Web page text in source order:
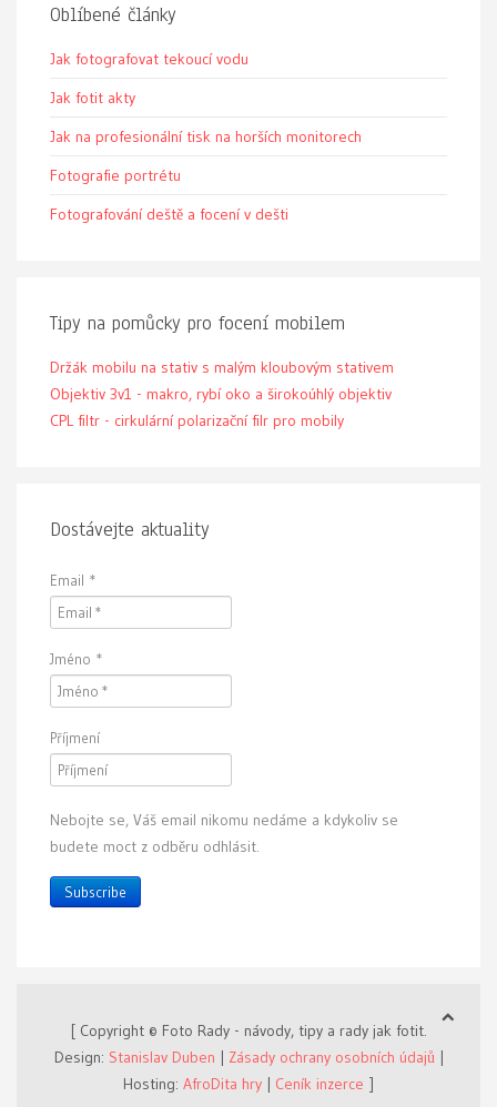
Oblíbené články
Jak fotografovat tekoucí vodu
Jak fotit akty
Jak na profesionální tisk na horších monitorech
Fotografie portrétu
Fotografování deště a focení v dešti
Tipy na pomůcky pro focení mobilem
Držák mobilu na stativ s malým kloubovým stativem
Objektiv 3v1 - makro, rybí oko a širokoúhlý objektiv
CPL filtr - cirkulární polarizační filr pro mobily
Dostávejte aktuality
Email *
Jméno *
Příjmení
Nebojte se, Váš email nikomu nedáme a kdykoliv se
budete moct z odběru odhlásit.
Subscribe
[ Copyright © Foto Rady - návody, tipy a rady jak fotit.
Design: Stanislav Duben Zásady ochrany osobních údajů|
Hosting: AfroDita hry Ceník inzerce ]